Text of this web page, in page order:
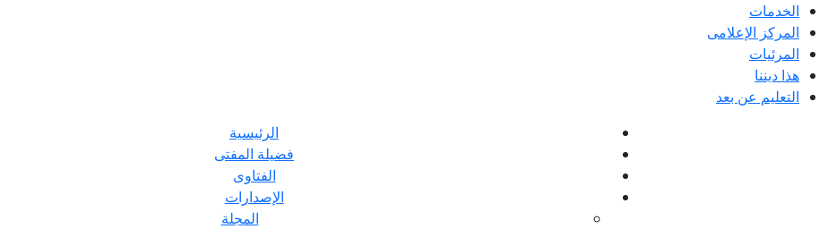
الخدمات
المركز الإعلامى
المرئيات
هذا ديننا
التعليم عن بعد
الرئيسية
فضيلة المفتى
الفتاوى
الإصدارات
المجلة